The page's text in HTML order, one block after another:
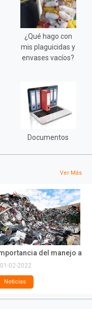
¿Qué hago con
mis plaguicidas y
envases vacíos?
Documentos
Ver Más
01-02-2022
Noticias